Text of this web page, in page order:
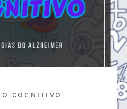
COGNITIVO